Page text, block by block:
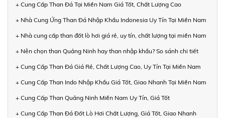
+ Cung Cấp Than Đá Tại Miền Nam Giá Tốt, Chất Lượng Cao
+ Nhà Cung Ứng Than Đá Nhập Khẩu Indonesia Uy Tín Tại Miền Nam
+ Nhà cung cấp than đốt lò hơi giá rẻ, uy tín, chất lượng tại miền Nam
+ Nên chọn than Quảng Ninh hay than nhập khẩu? So sánh chi tiết
+ Cung Cấp Than Đá Giá Rẻ, Chất Lượng Cao, Uy Tín Tại Miền Nam
+ Cung Cấp Than Indo Nhập Khẩu Giá Tốt, Giao Nhanh Tại Miền Nam
+ Cung Cấp Than Quảng Ninh Miền Nam Uy Tín, Giá Tốt
+ Cung Cấp Than Đá Đốt Lò Hơi Chất Lượng, Giá Tốt, Giao Nhanh